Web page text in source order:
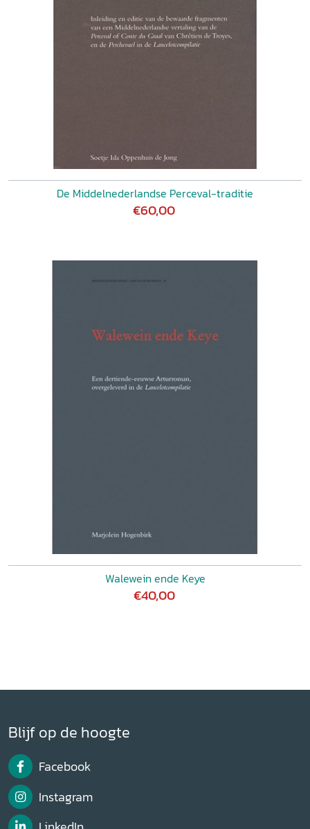
De Middelnederlandse Perceval-traditie
€60,00
Walewein ende Keye
€40,00
Blijf op de hoogte
Facebook
Instagram